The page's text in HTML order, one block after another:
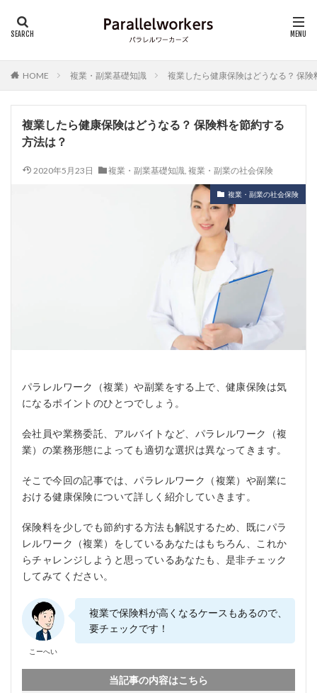
HOME 複業・副業基礎知識 複業したら健康保険はどうなる？ 保
複業したら健康保険はどうなる？ 保険料を節約する
方法は？
2020年5月23日 複業・副業基礎知識, 複業・副業の社会保険
複業・副業の社会保険
パラレルワーク（複業）や副業をする上で、健康保険は気
になるポイントのひとつでしょう。
会社員や業務委託、アルバイトなど、パラレルワーク（複
業）の業務形態によっても適切な選択は異なってきます。
そこで今回の記事では、パラレルワーク（複業）や副業に
おける健康保険について詳しく紹介していきます。
保険料を少しでも節約する方法も解説するため、既にパラ
レルワーク（複業）をしているあなたはもちろん、これか
らチャレンジしようと思っているあなたも、是非チェック
してみてください。
こーへい
複業で保険料が高くなるケースもあるので、
要チェックです！
当記事の内容はこちら